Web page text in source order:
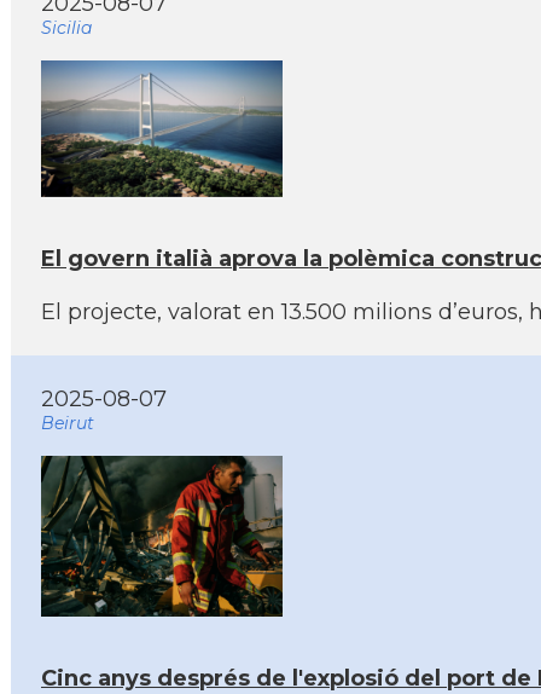
Sicilia
El govern italià aprova la polèmica
El projecte, valorat en 13.500 milions
2025-08-07
Beirut
Cinc anys després de l'explosió del port